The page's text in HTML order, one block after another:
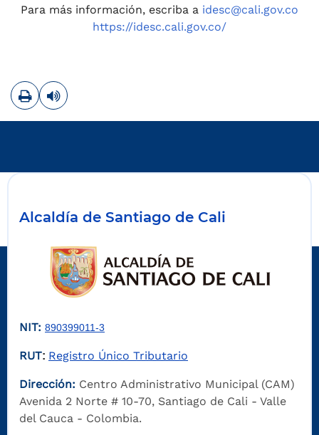
Para más información, escriba a idesc@cali.gov.co
https://idesc.cali.gov.co/
ImprimirLeer contenido
Alcaldía de Santiago de Cali
NIT: 890399011-3
RUT: Registro Único Tributario
Dirección: Centro Administrativo Municipal (CAM)
Avenida 2 Norte # 10-70, Santiago de Cali - Valle
del Cauca - Colombia.